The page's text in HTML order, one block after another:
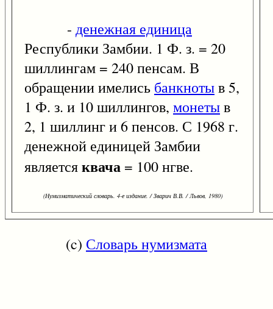
- денежная единица
Республики Замбии. 1 Ф. з. = 20
шиллингам = 240 пенсам. В
обращении имелись банкнотыв 5,
1 Ф. з. и 10 шиллингов, монетыв
2, 1 шиллинг и 6 пенсов. С 1968 г.
денежной единицей Замбии
являетсяквача = 100 нгве.
(Нумизматический словарь. 4-е издание. / Зварич В.В. / Львов, 1980)
(c) Словарь нумизмата